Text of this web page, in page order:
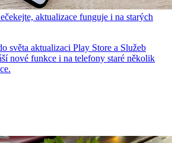
aktualizace funguje i na starých
světa aktualizaci Play Store a Služeb
nové funkce i na telefony staré několik